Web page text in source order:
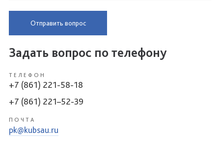
Отправить вопрос
Задать вопрос по телефону
ТЕЛЕФОН
+7 (861) 221-58-18
+7 (861) 221–52-39
ПОЧТА
pk@kubsau.ru